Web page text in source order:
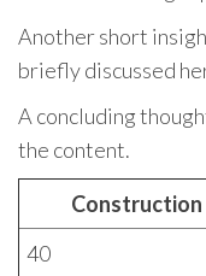
Another short
briefly discussed
A concluding
the content.
Construction
40